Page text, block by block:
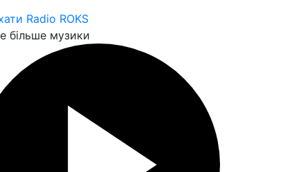
Radio ROKS
більше музики